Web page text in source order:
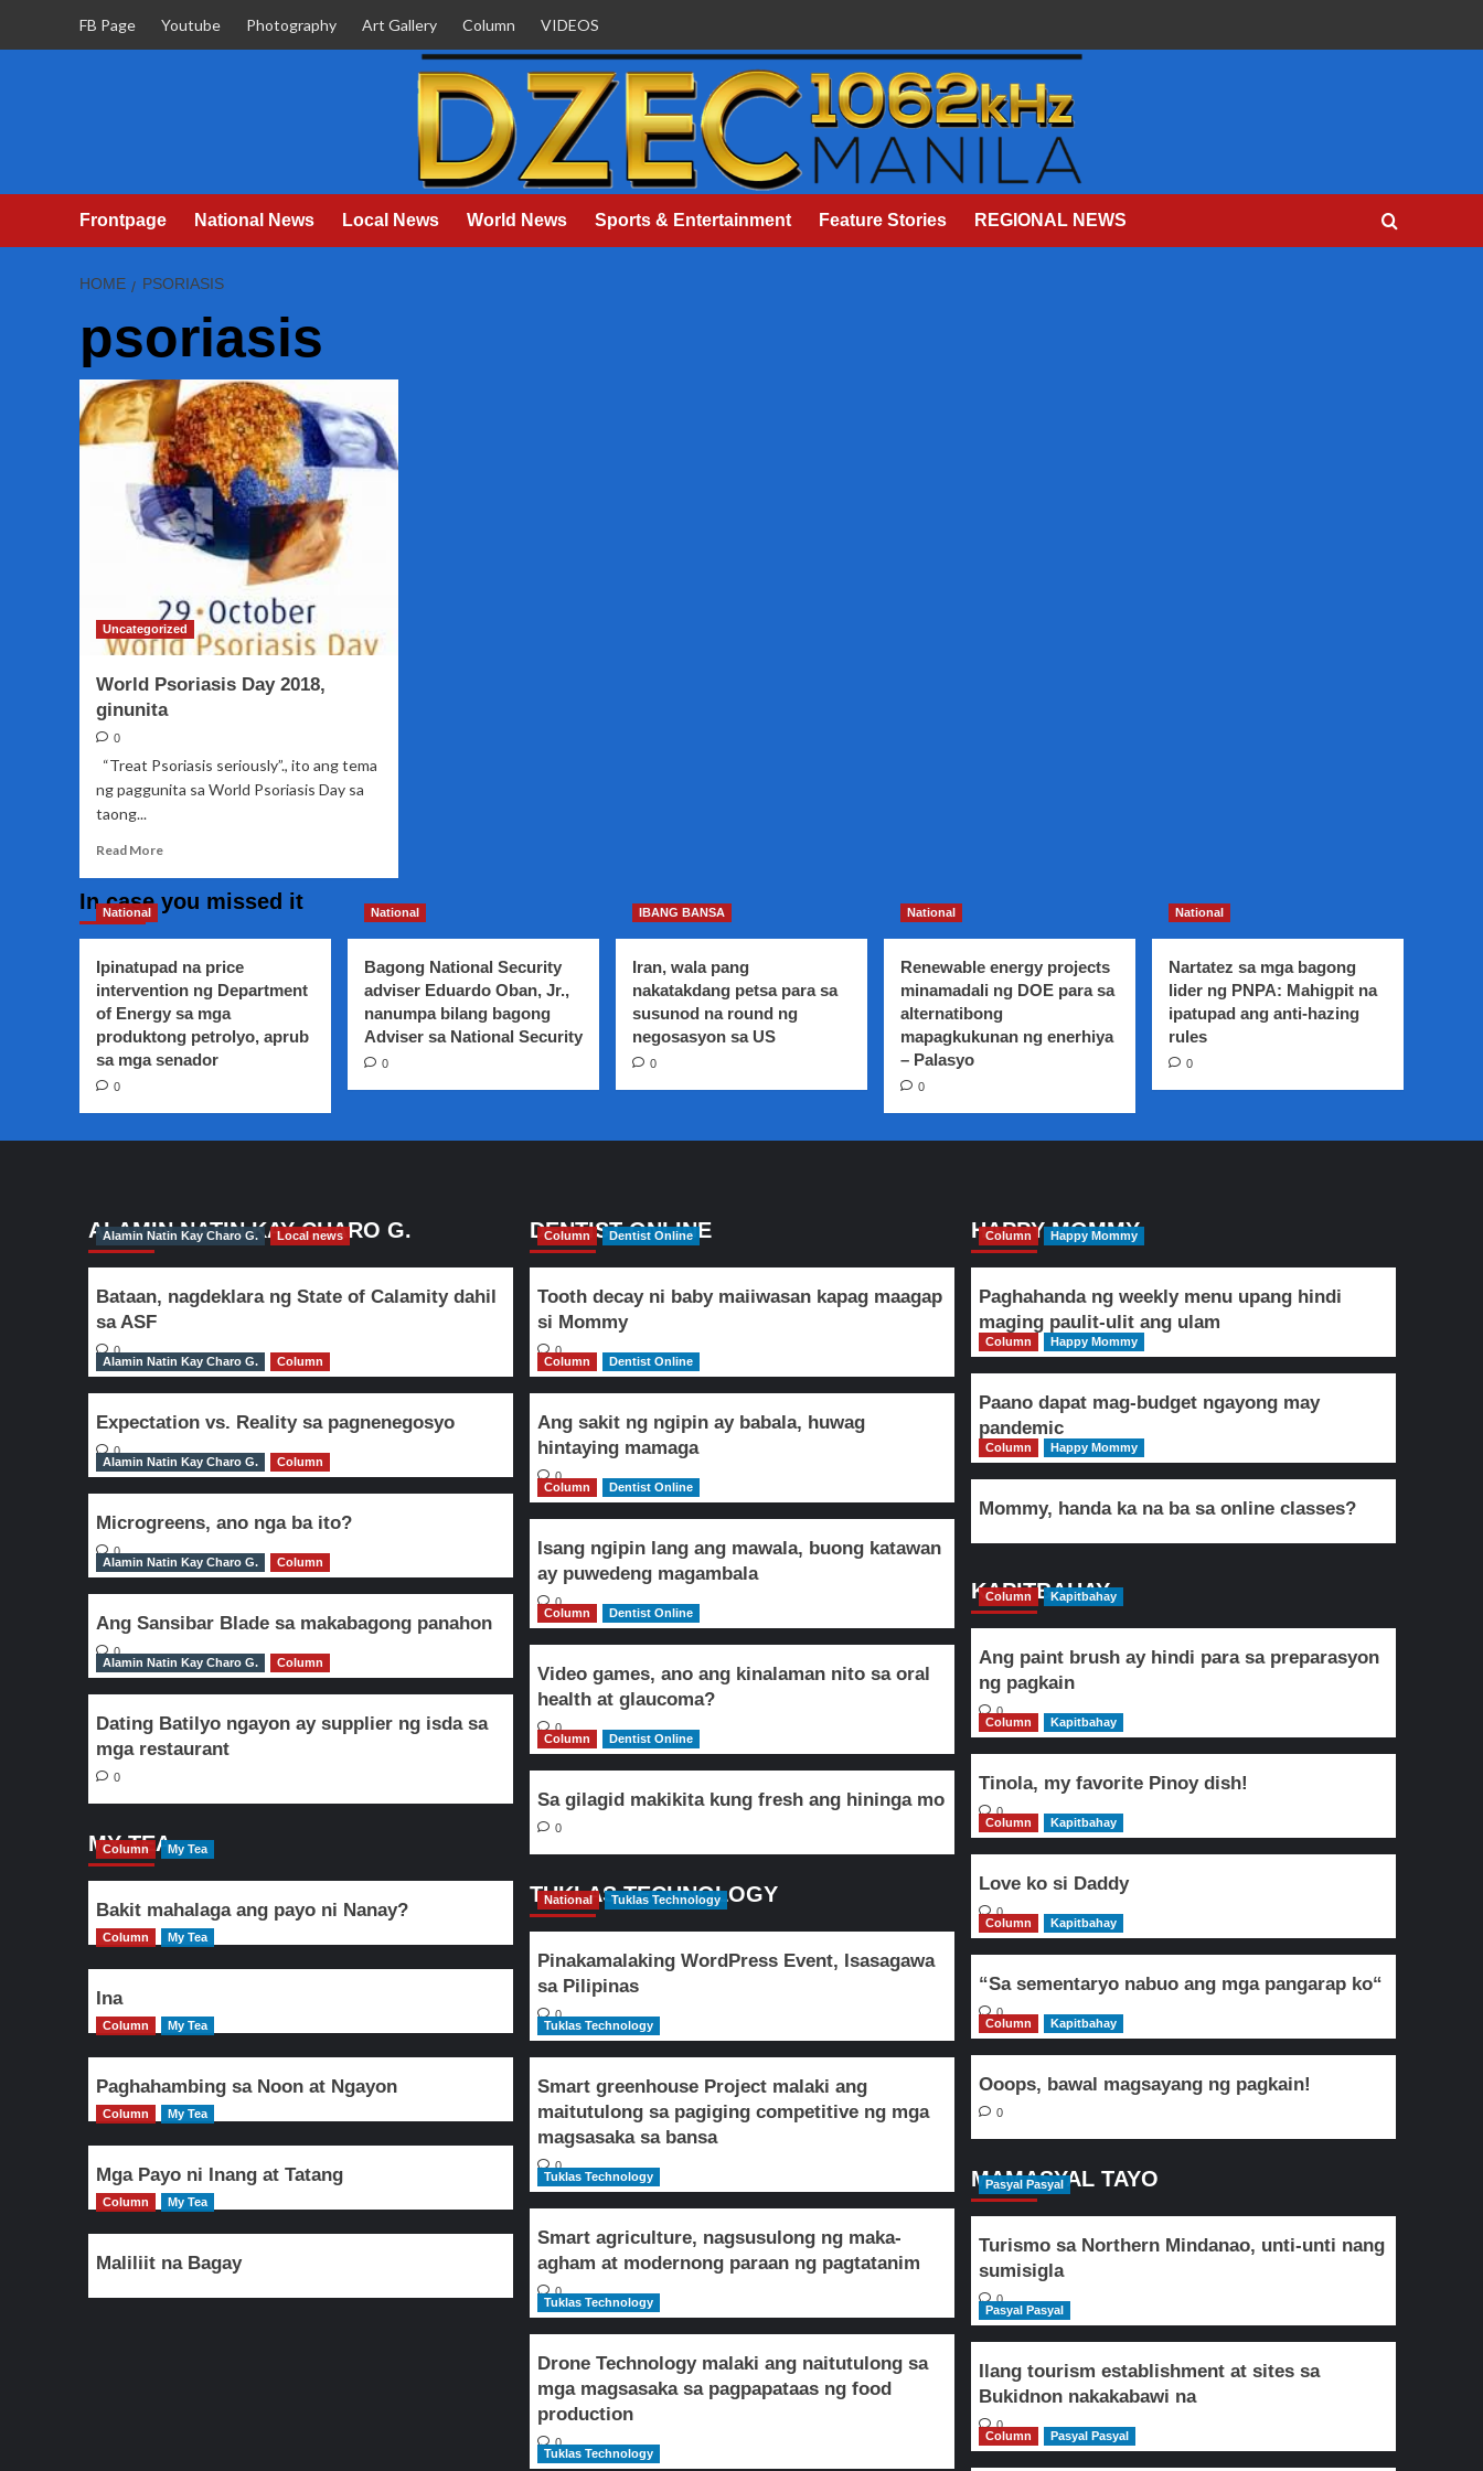
FB Page Youtube Photography Art Gallery Column VIDEOS
Frontpage National News Local News World News Sports & Entertainment Feature Stories REGIONAL NEWS
HOME PSORIASIS
psoriasis
Uncategorized
World Psoriasis Day 2018,
ginunita
0
“Treat Psoriasis seriously”., ito ang tema
ng paggunita sa World Psoriasis Day sa
taong...
Read MoreRead
World
2018,
ginunita
In case you missed it
National
Ipinatupad na price
intervention ng Department
of Energy sa mga
produktong petrolyo, aprub
sa mga senador
0
National
Bagong National Security
adviser Eduardo Oban, Jr.,
nanumpa bilang bagong
Adviser sa National Security
0
IBANG BANSA
Iran, wala pang
nakatakdang petsa para sa
susunod na round ng
negosasyon sa US
0
National
Renewable energy projects
minamadali ng DOE para sa
alternatibong
mapagkukunan ng enerhiya
– Palasyo
0
National
Nartatez sa mga bagong
lider ng PNPA: Mahigpit na
ipatupad ang anti-hazing
rules
0
ALAMIN NATIN KAY CHARO G.
Alamin Natin Kay Charo G. Local news
Bataan, nagdeklara ng State of Calamity dahil
sa ASF
0
Alamin Natin Kay Charo G.
Column
Expectation vs. Reality sa pagnenegosyo
0
Alamin Natin Kay Charo G.
Column
Microgreens, ano nga ba ito?
0
Alamin Natin Kay Charo G.
Column
Ang Sansibar Blade sa makabagong panahon
0
Alamin Natin Kay Charo G.
Column
Dating Batilyo ngayon ay supplier ng isda sa
mga restaurant
0
MY TEA
Column My Tea
Bakit mahalaga ang payo ni Nanay?
Column My Tea
Ina
Column My Tea
Paghahambing sa Noon at Ngayon
Column My Tea
Mga Payo ni Inang at Tatang
Column My Tea
Maliliit na Bagay
DENTIST ONLINE
Column Dentist Online
Tooth decay ni baby maiiwasan kapag maagap
si Mommy
0
Column
Dentist Online
Ang sakit ng ngipin ay babala, huwag
hintaying mamaga
0
Column
Dentist Online
Isang ngipin lang ang mawala, buong katawan
ay puwedeng magambala
0
Column
Dentist Online
Video games, ano ang kinalaman nito sa oral
health at glaucoma?
0
Column
Dentist Online
Sa gilagid makikita kung fresh ang hininga mo
0
TUKLAS TECHNOLOGY
National Tuklas Technology
Pinakamalaking WordPress Event, Isasagawa
sa Pilipinas
0
Tuklas Technology
Smart greenhouse Project malaki ang
maitutulong sa pagiging competitive ng mga
magsasaka sa bansa
0
Tuklas Technology
Smart agriculture, nagsusulong ng maka-
agham at modernong paraan ng pagtatanim
0
Tuklas Technology
Drone Technology malaki ang naitutulong sa
mga magsasaka sa pagpapataas ng food
production
0
Tuklas Technology
HAPPY MOMMY
Column Happy Mommy
Paghahanda ng weekly menu upang hindi
maging paulit-ulit ang ulam
Column Happy Mommy
Paano dapat mag-budget ngayong may
pandemic
Column Happy Mommy
Mommy, handa ka na ba sa online classes?
KAPITBAHAY
Column Kapitbahay
Ang paint brush ay hindi para sa preparasyon
ng pagkain
0
Column
Kapitbahay
Tinola, my favorite Pinoy dish!
0
Column
Kapitbahay
Love ko si Daddy
0
Column
Kapitbahay
“Sa sementaryo nabuo ang mga pangarap ko“
0
Column
Kapitbahay
Ooops, bawal magsayang ng pagkain!
0
MAMASYAL TAYO
Pasyal Pasyal
Turismo sa Northern Mindanao, unti-unti nang
sumisigla
0
Pasyal Pasyal
Ilang tourism establishment at sites sa
Bukidnon nakakabawi na
0
Column
Pasyal Pasyal